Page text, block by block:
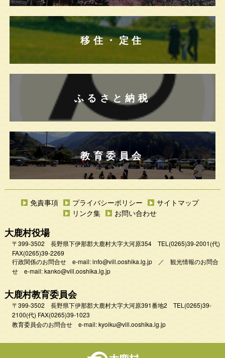
移住・定住
ふるさと納税
教育委員会
免責事項 プライバシーポリシー
サイトマップ
リンク集
お問い合わせ
大鹿村役場
〒399-3502 長野県下伊那郡大鹿村大字大河原354 TEL (0265)39-2001(代)
FAX(0265)39-2269
行政関係のお問合せ e-mail:info@vill.ooshika.lg.jp／ 観光情報のお問合
せ e-mail:kanko@vill.ooshika.lg.jp
大鹿村教育委員会
〒399-3502 長野県下伊那郡大鹿村大字大河原391番地2 TEL (0265)39-
2100(代) FAX(0265)39-1023
教育委員会のお問合せ e-mail:kyoiku@vill.ooshika.lg.jp